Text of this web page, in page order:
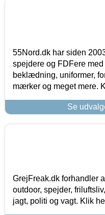
55Nord.dk har siden
spejdere og FDFere
beklædning, uniformer,
mærker og meget mere.
Se
GrejFreak.dk forhandler
outdoor, spejder,
jagt, politi og vagt. Klik